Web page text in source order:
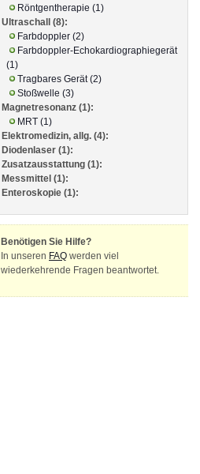
Röntgentherapie (1)
Ultraschall (8):
Farbdoppler (2)
Farbdoppler-Echokardiographiegerät
(1)
Tragbares Gerät (2)
Stoßwelle (3)
Magnetresonanz (1):
MRT (1)
Elektromedizin, allg. (4):
Diodenlaser (1):
Zusatzausstattung (1):
Messmittel (1):
Enteroskopie (1):
Benötigen Sie Hilfe?
In unseren FAQ werden viel
wiederkehrende Fragen beantwortet.